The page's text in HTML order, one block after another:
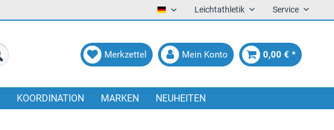
DeutschLeichtathletik Service
Merkzettel Mein Konto 0,00 € *
KOORDINATION MARKEN NEUHEITEN